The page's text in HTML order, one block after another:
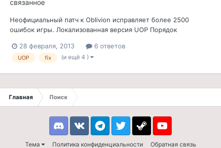
связанное
Неофициальный патч к Oblivion исправляет более 2500
ошибок игры. Локализованная версия UOP Порядок
Неофициальный патч к Skyrim Локализованная версия USSEP
Cutting Room Floor Skyrim SE russian textures fix
28 февраля, 2013 6 ответов
UOP fix (и ещё 4 )
Главная Поиск
Тема Политика конфиденциальности Обратная связь
DiscordVK TelegramTwitter Steam Youtube